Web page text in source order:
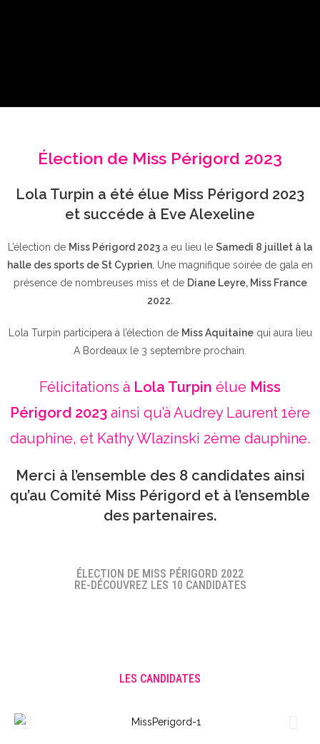
Élection de Miss Périgord 2023
Lola Turpin a été élue Miss Périgord 2023
et succéde à Eve Alexeline
L’élection de Miss Périgord 2023a eu lieu le Samedi 8 juillet à la
halle des sports de St Cyprien , Une magnifique soirée de gala en
présence de nombreuses miss et de Diane Leyre, Miss France
2022
Lola Turpin participera à l’élection de Miss Aquitainequi aura lieu
A Bordeaux le 3 septembre prochain.
Félicitations à Lola Turpin élue Miss
Périgord 2023 ainsi qu’à Audrey Laurent 1ère
dauphine, et Kathy Wlazinski 2ème dauphine.
Merci à l’ensemble des 8 candidates ainsi
qu’au Comité Miss Périgord et à l’ensemble
des partenaires.
ÉLECTION DE MISS PÉRIGORD 2022
RE-DÉCOUVREZ LES 10 CANDIDATES
LES CANDIDATES